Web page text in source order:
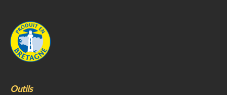
Outils